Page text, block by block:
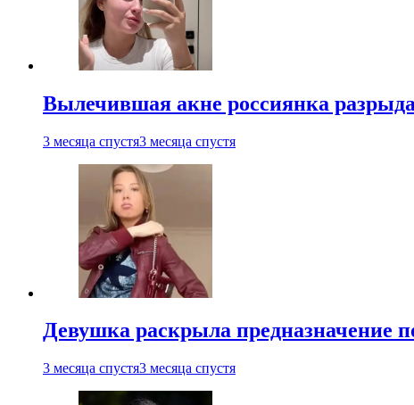
Вылечившая акне россиянка
3 месяца спустя3 месяца спустя
Девушка раскрыла предназначение
3 месяца спустя3 месяца спустя